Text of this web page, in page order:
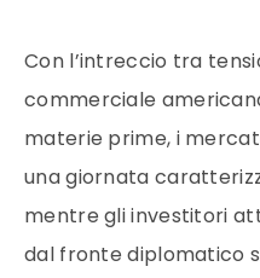
Con l’intreccio tra
commerciale
materie prime, i
una giornata
mentre gli investitori
dal fronte diplomatico